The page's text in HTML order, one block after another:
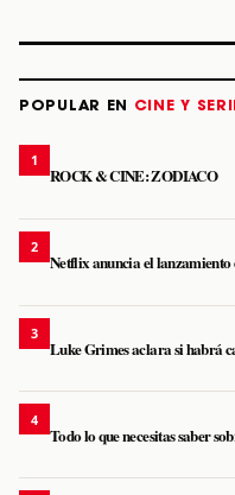
POPULAR EN CINE Y
1
ROCK & CINE: ZODIACO
2
Netflix anuncia el
3
Luke Grimes aclara si habrá
4
Todo lo que necesitas saber